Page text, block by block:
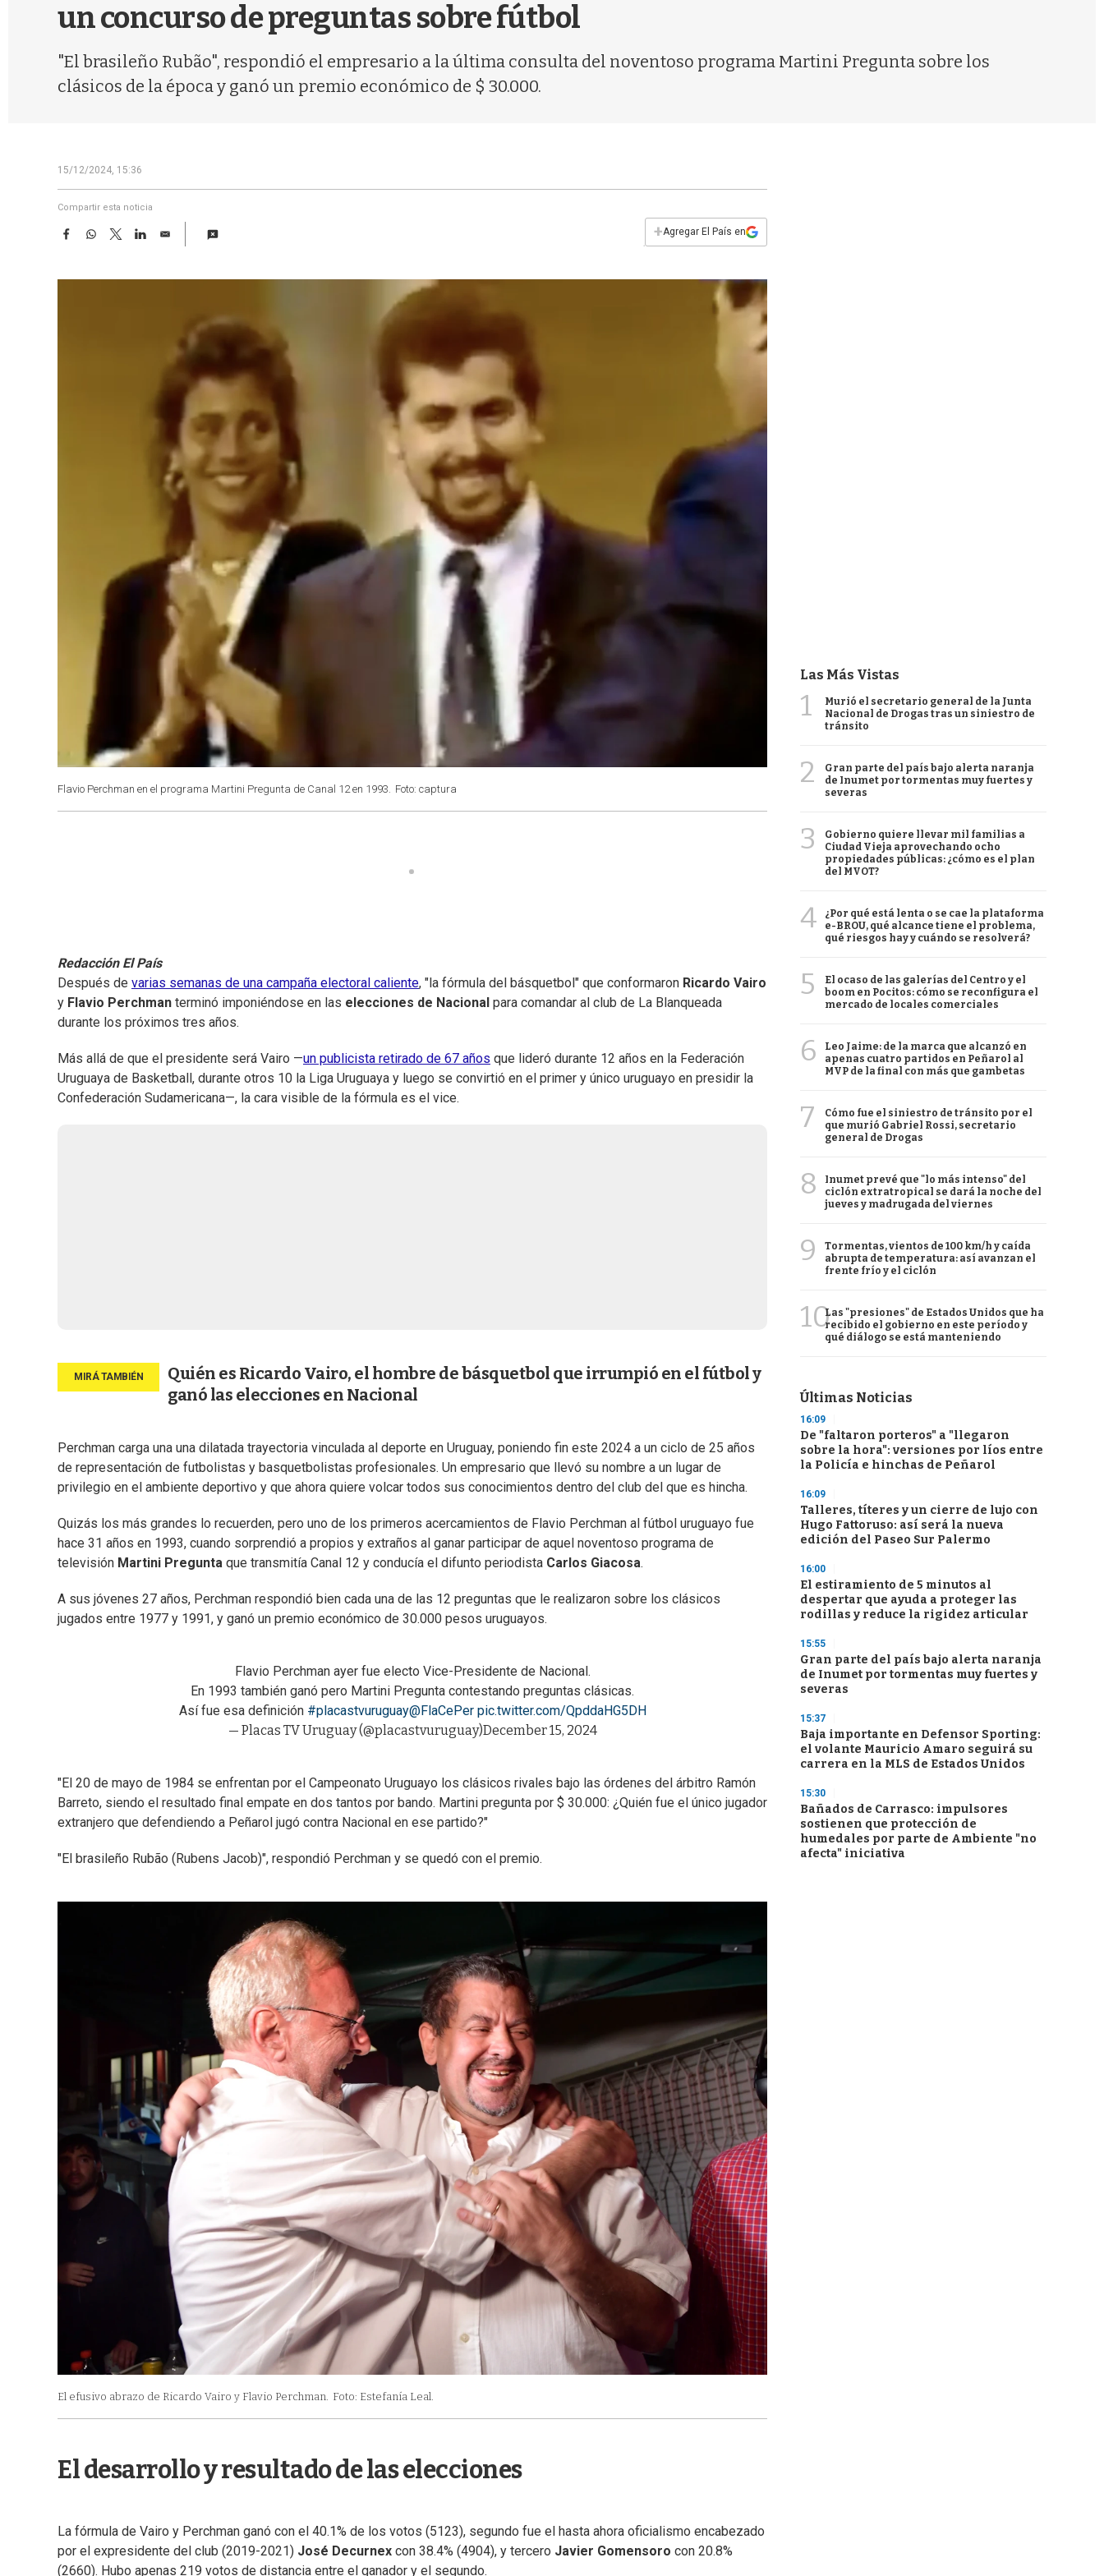
un concurso de preguntas sobre fútbol
"El brasileño Rubão", respondió el empresario a la última consulta del noventoso programa Martini Pregunta sobre los
clásicos de la época y ganó un premio económico de $ 30.000.
15/12/2024, 15:36
Compartir esta noticia
F
e
W
t
T
w
t
L
k
E
i
+Agregar El País en
Flavio Perchman en el programa Martini Pregunta de Canal 12 en 1993. Foto: captura
Redacción El País
Después de varias semanas de una campaña electoral caliente, "la fórmula del básquetbol" que conformaron Ricardo Vairo
y Flavio Perchman terminó imponiéndose en las elecciones de Nacional para comandar al club de La Blanqueada
durante los próximos tres años.
Más allá de que el presidente será Vairo —un publicista retirado de 67 años que lideró durante 12 años en la Federación
Uruguaya de Basketball, durante otros 10 la Liga Uruguaya y luego se convirtió en el primer y único uruguayo en presidir la
Confederación Sudamericana—, la cara visible de la fórmula es el vice.
Quién es Ricardo Vairo, el hombre de básquetbol que irrumpió en el fútbol y
ganó las elecciones en Nacional
Perchman carga una una dilatada trayectoria vinculada al deporte en Uruguay, poniendo fin este 2024 a un ciclo de 25 años
de representación de futbolistas y basquetbolistas profesionales. Un empresario que llevó su nombre a un lugar de
privilegio en el ambiente deportivo y que ahora quiere volcar todos sus conocimientos dentro del club del que es hincha.
Quizás los más grandes lo recuerden, pero uno de los primeros acercamientos de Flavio Perchman al fútbol uruguayo fue
hace 31 años en 1993, cuando sorprendió a propios y extraños al ganar participar de aquel noventoso programa de
televisión Martini Pregunta que transmitía Canal 12 y conducía el difunto periodista Carlos Giacosa.
A sus jóvenes 27 años, Perchman respondió bien cada una de las 12 preguntas que le realizaron sobre los clásicos
jugados entre 1977 y 1991, y ganó un premio económico de 30.000 pesos uruguayos.
Flavio Perchman ayer fue electo Vice-Presidente de Nacional.
En 1993 también ganó pero Martini Pregunta contestando preguntas clásicas.
Así fue esa definición #placastvuruguay@FlaCePer pic.twitter.com/QpddaHG5DH
— Placas TV Uruguay (@placastvuruguay)December 15, 2024
"El 20 de mayo de 1984 se enfrentan por el Campeonato Uruguayo los clásicos rivales bajo las órdenes del árbitro Ramón
Barreto, siendo el resultado final empate en dos tantos por bando. Martini pregunta por $ 30.000: ¿Quién fue el único jugador
extranjero que defendiendo a Peñarol jugó contra Nacional en ese partido?"
"El brasileño Rubão (Rubens Jacob)", respondió Perchman y se quedó con el premio.
El efusivo abrazo de Ricardo Vairo y Flavio Perchman. Foto: Estefanía Leal.
El desarrollo y resultado de las elecciones
La fórmula de Vairo y Perchman ganó con el 40.1% de los votos (5123), segundo fue el hasta ahora oficialismo encabezado
por el expresidente del club (2019-2021) José Decurnex con 38.4% (4904), y tercero Javier Gomensoro con 20.8%
(2660). Hubo apenas 219 votos de distancia entre el ganador y el segundo.
Las Más Vistas
1
Murió el secretario general de la Junta
Nacional de Drogas tras un siniestro de
tránsito
2
Gran parte del país bajo alerta naranja
de Inumet por tormentas muy fuertes y
severas
3
Gobierno quiere llevar mil familias a
Ciudad Vieja aprovechando ocho
propiedades públicas: ¿cómo es el plan
del MVOT?
4
¿Por qué está lenta o se cae la plataforma
e-BROU, qué alcance tiene el problema,
qué riesgos hay y cuándo se resolverá?
5
El ocaso de las galerías del Centro y el
boom en Pocitos: cómo se reconfigura el
mercado de locales comerciales
6
Leo Jaime: de la marca que alcanzó en
apenas cuatro partidos en Peñarol al
MVP de la final con más que gambetas
7
Cómo fue el siniestro de tránsito por el
que murió Gabriel Rossi, secretario
general de Drogas
8
Inumet prevé que "lo más intenso" del
ciclón extratropical se dará la noche del
jueves y madrugada del viernes
9
Tormentas, vientos de 100 km/h y caída
abrupta de temperatura: así avanzan el
frente frío y el ciclón
10Las "presiones" de Estados Unidos que ha
recibido el gobierno en este período y
qué diálogo se está manteniendo
Últimas Noticias
16:09
De "faltaron porteros" a "llegaron
sobre la hora": versiones por líos entre
la Policía e hinchas de Peñarol
16:09
Talleres, títeres y un cierre de lujo con
Hugo Fattoruso: así será la nueva
edición del Paseo Sur Palermo
16:00
El estiramiento de 5 minutos al
despertar que ayuda a proteger las
rodillas y reduce la rigidez articular
15:55
Gran parte del país bajo alerta naranja
de Inumet por tormentas muy fuertes y
severas
15:37
Baja importante en Defensor Sporting:
el volante Mauricio Amaro seguirá su
carrera en la MLS de Estados Unidos
15:30
Bañados de Carrasco: impulsores
sostienen que protección de
humedales por parte de Ambiente "no
afecta" iniciativa